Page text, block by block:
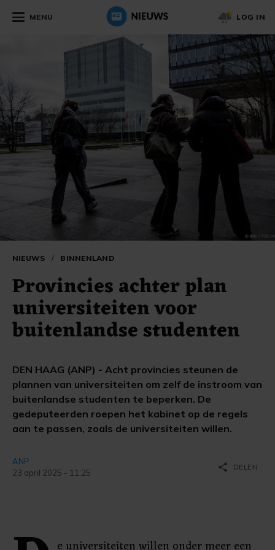
MENU LOG IN
NIEUWS / BINNENLAND
Provincies achter plan
universiteiten voor
buitenlandse studenten
DEN HAAG (ANP) - Acht provincies steunen de
plannen van universiteiten om zelf de instroom van
buitenlandse studenten te beperken. De
gedeputeerden roepen het kabinet op de regels
aan te passen, zoals de universiteiten willen.
ANP
23 april 2025 - 11:25
share DELEN